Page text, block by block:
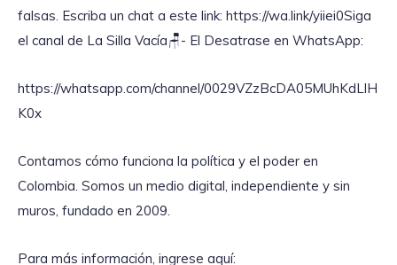
falsas. Escriba un chat a este link: https://wa.link/yiiei0‎Siga
el canal de La Silla Vacía🪑- El Desatrase en WhatsApp:
https://whatsapp.com/channel/0029VZzBcDA05MUhKdLlH
K0x
Contamos cómo funciona la política y el poder en
Colombia. Somos un medio digital, independiente y sin
muros, fundado en 2009.
Para más información, ingrese aquí: